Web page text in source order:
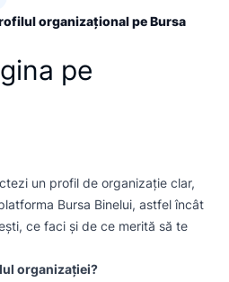
organizațional pe Bursa
pe
un profil de organizație clar,
Bursa Binelui, astfel încât
ce faci și de ce merită să te
organizației?